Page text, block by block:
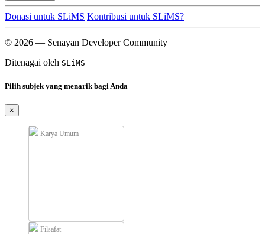
Donasi untuk SLiMS Kontribusi untuk SLiMS?
© 2026 — Senayan Developer Community
Ditenagai oleh SLiMS
Pilih subjek yang menarik bagi Anda
×
Karya Umum
Filsafat